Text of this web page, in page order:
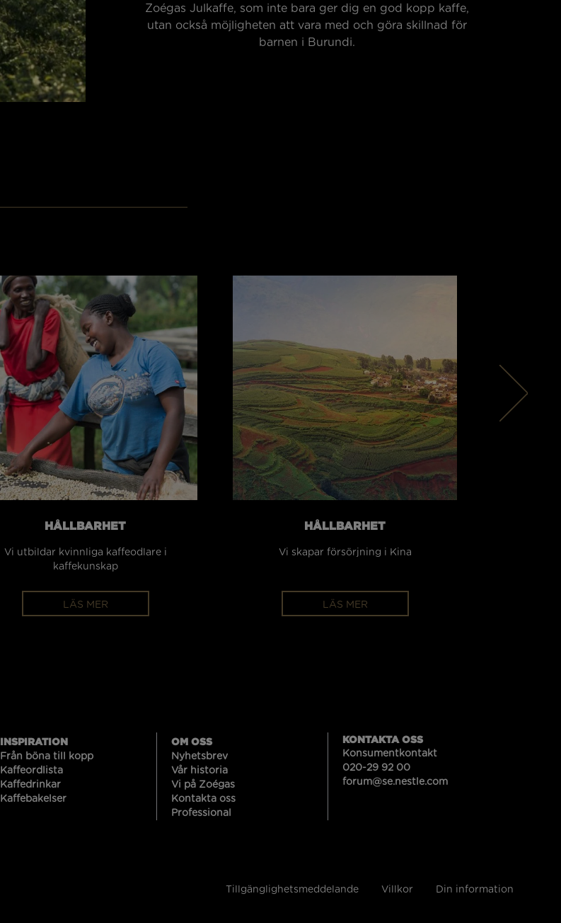
Zoégas Julkaffe, som inte bara ger dig en god kopp kaffe,
utan också möjligheten att vara med och göra skillnad för
barnen i Burundi.
HÅLLBARHET
Vi utbildar kvinnliga kaffeodlare i
kaffekunskap
LÄS MER
HÅLLBARHET
Vi skapar försörjning i Kina
LÄS MER
INSPIRATION
Från böna till kopp
Kaffeordlista
Kaffedrinkar
Kaffebakelser
OM OSS
Nyhetsbrev
Vår historia
Vi på Zoégas
Kontakta oss
Professional
KONTAKTA OSS
Konsumentkontakt
020-29 92 00
forum@se.nestle.com
Tillgänglighetsmeddelande Villkor Din information